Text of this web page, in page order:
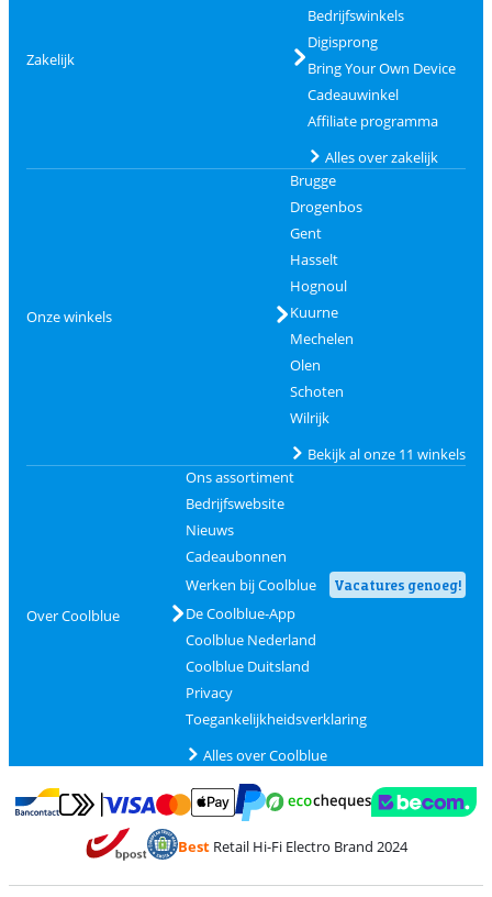
Zakelijk
Bedrijfswinkels
Digisprong
Bring Your Own Device
Cadeauwinkel
Affiliate programma
Alles over zakelijk
Onze winkels
Brugge
Drogenbos
Gent
Hasselt
Hognoul
Kuurne
Mechelen
Olen
Schoten
Wilrijk
Bekijk al onze 11 winkels
Over Coolblue
Ons assortiment
Bedrijfswebsite
Nieuws
Cadeaubonnen
Werken bij Coolblue
Vacatures genoeg!
De Coolblue-App
Coolblue Nederland
Coolblue Duitsland
Privacy
Toegankelijkheidsverklaring
Alles over Coolblue
Betalen met Bancontact
Betalen met MasterCard en Visa via ClickToPay
Betalen met PayPal
BestRetail Hi-Fi Electro Brand 2024